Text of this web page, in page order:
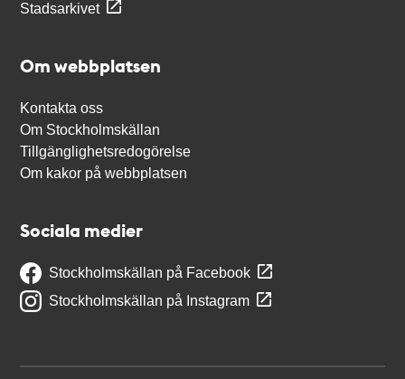
Stadsarkivet
Om webbplatsen
Kontakta oss
Om Stockholmskällan
Tillgänglighetsredogörelse
Om kakor på webbplatsen
Sociala medier
Stockholmskällan på Facebook
Stockholmskällan på Instagram